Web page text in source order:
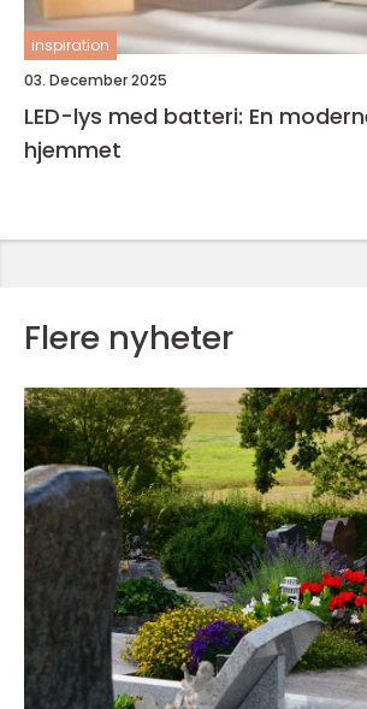
inspiration
03. December 2025
LED-lys med batteri: En
hjemmet
Flere nyheter